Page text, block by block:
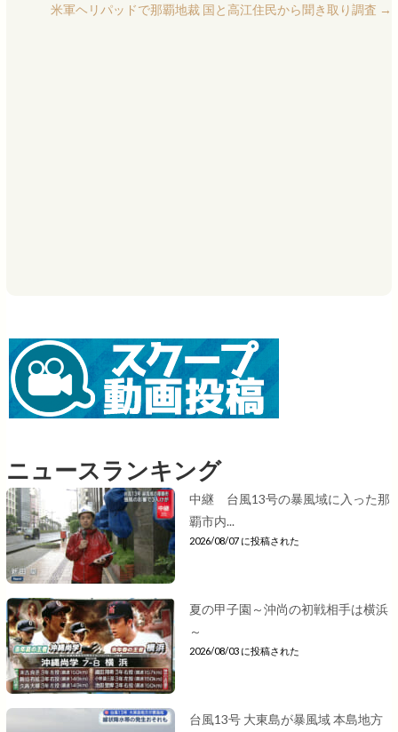
米軍ヘリパッドで那覇地裁 国と高江住民から聞き取り調査 →
ニュースランキング
中継 台風13号の暴風域に入った那
覇市内...
2026/08/07 に投稿された
夏の甲子園～沖尚の初戦相手は横浜
～
2026/08/03 に投稿された
台風13号 大東島が暴風域 本島地方